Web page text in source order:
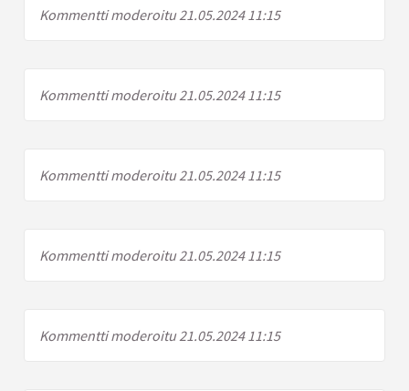
Kommentti moderoitu 21.05.2024 11:15
Kommentti moderoitu 21.05.2024 11:15
Kommentti moderoitu 21.05.2024 11:15
Kommentti moderoitu 21.05.2024 11:15
Kommentti moderoitu 21.05.2024 11:15